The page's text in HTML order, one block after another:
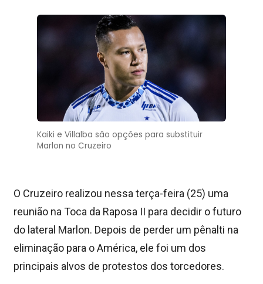
Kaiki e Villalba são opções para substituir
Marlon no Cruzeiro
O Cruzeiro realizou nessa terça-feira (25) uma
reunião na Toca da Raposa II para decidir o futuro
do lateral Marlon. Depois de perder um pênalti na
eliminação para o América, ele foi um dos
principais alvos de protestos dos torcedores.